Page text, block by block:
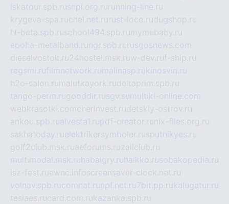
iskatour.spb.rusnpi.org.ru running-line.ru
krygeva-spa.ruchel.net.ru rust-loco.rudugshop.ru
hl-beta.spb.ruschool494.spb.ru mymubaby.ru
epoha-metalband.ru ngr.spb.ru rusgosnews.com
dieselvostok.ru24hostel.msk.ruw-dev.ruf-ship.ru
regsmi.rufilmnetwork.ru malinasp.rukinosvin.ru
h2o-salon.ru malutkayork.rudeltaprim.spb.ru
tango-perm.rugooddir.rusgv.su multiki-online.com
webkrasotki.comcherinvest.rudetskiy-ostrov.ru
ankou.spb.rualvesta1.rupdf-creator.ru nix-files.org.ru
sakhatoday.ruelektrikersymboler.rusputnikyes.ru
golf2club.msk.ruaeforums.ruzallclub.ru
multimodal.msk.ru habaigry.ru haikko.rusobakopedia.ru
isz-fest.ruewnc.infoscreensaver-clock.net.ru
volnav.spb.rucomnat.ru npf.net.ru7bit.pp.rukalugatur.ru
tesiaes.rucard.com.rukazanka.spb.ru